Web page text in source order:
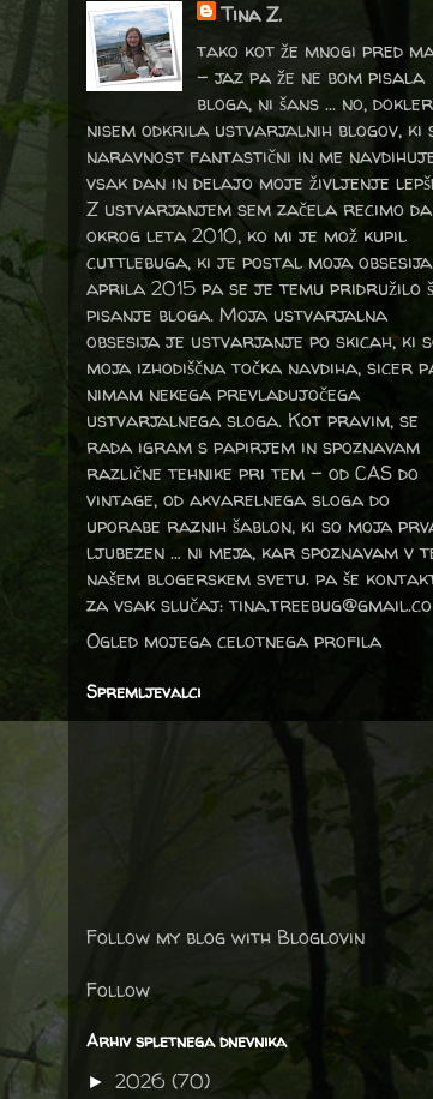
Tina Z.
tako kot že mnogi pred
- jaz pa že ne bom pisala
bloga, ni šans ... no, dokler
nisem odkrila ustvarjalnih blogov, ki
naravnost fantastični in me
vsak dan in delajo moje življenje
Z ustvarjanjem sem začela recimo da
okrog leta 2010, ko mi je mož kupil
cuttlebuga, ki je postal moja
aprila 2015 pa se je temu pridružilo
pisanje bloga. Moja ustvarjalna
obsesija je ustvarjanje po skicah, ki
moja izhodiščna točka navdiha, sicer
nimam nekega prevladujočega
ustvarjalnega sloga. Kot pravim, se
rada igram s papirjem in spoznavam
različne tehnike pri tem – od CAS do
vintage, od akvarelnega sloga do
uporabe raznih šablon, ki so moja
ljubezen … ni meja, kar spoznavam v
našem blogerskem svetu. pa še
za vsak slučaj:
Ogled mojega celotnega profila
Spremljevalci
Follow my blog with Bloglovin
Follow
Arhiv spletnega dnevnika
► 2026 (70)